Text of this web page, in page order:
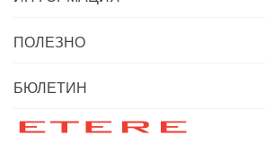
ПОЛЕЗНО
БЮЛЕТИН